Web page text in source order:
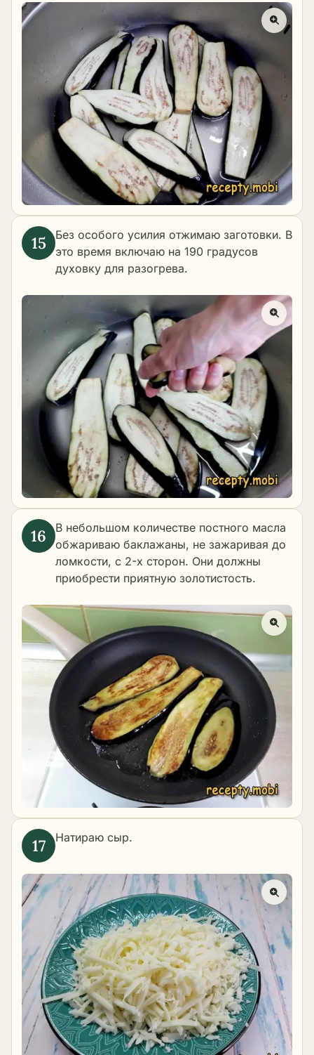
Без особого усилия отжимаю заготовки. В
это время включаю на 190 градусов
духовку для разогрева.
В небольшом количестве постного масла
обжариваю баклажаны, не зажаривая до
ломкости, с 2-х сторон. Они должны
приобрести приятную золотистость.
Натираю сыр.